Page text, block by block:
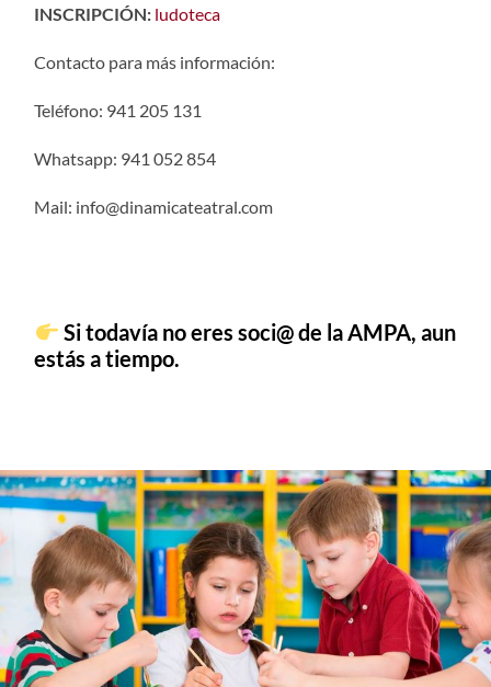
INSCRIPCIÓN: ludoteca
Contacto para más información:
Teléfono: 941 205 131
Whatsapp: 941 052 854
Mail: info@dinamicateatral.com
Si todaví­a no eres soci@ de la AMPA, aun
estás a tiempo.